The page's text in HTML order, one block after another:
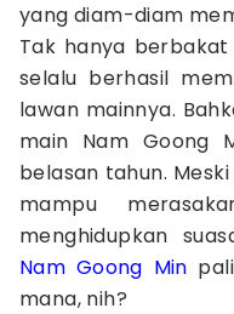
yang diam-diam
Tak hanya
selalu berhasil
lawan mainnya.
main Nam Goong
belasan tahun.
mampu
menghidupkan
Nam Goong Min
mana, nih?